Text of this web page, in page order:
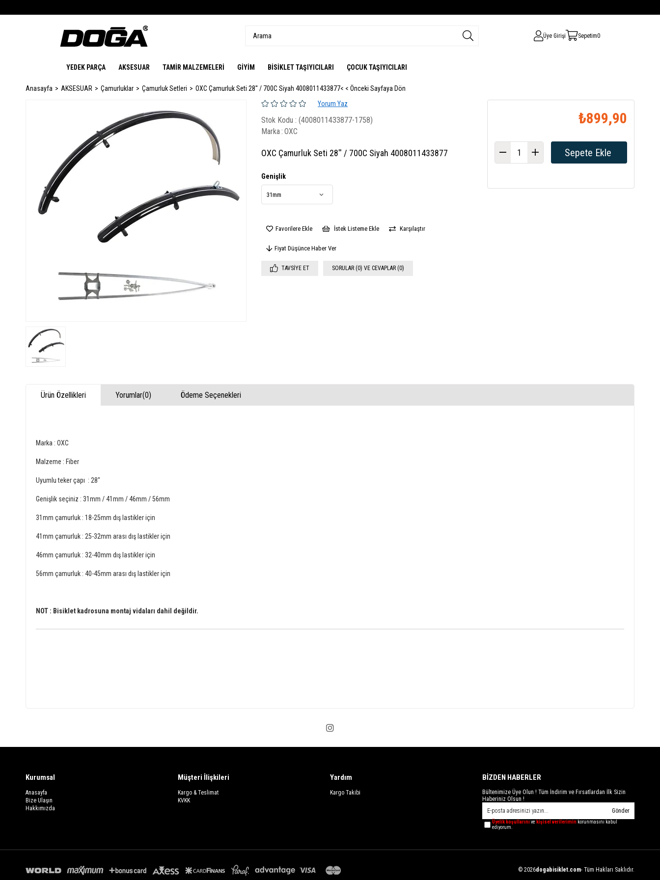
Üye Girişi Sepetim0
YEDEK PARÇA AKSESUAR TAMİR MALZEMELERİ GİYİM BİSİKLET TAŞIYICILARI ÇOCUK TAŞIYICILARI
Anasayfa AKSESUAR Çamurluklar Çamurluk Setleri OXC Çamurluk Seti 28'' / 700C Siyah 4008011433877< < Önceki Sayfaya Dön
Yorum Yaz
Stok Kodu
(4008011433877-1758)
Marka: OXC
OXC Çamurluk Seti 28'' / 700C Siyah 4008011433877
Genişlik
Favorilere Ekle İstek Listeme Ekle Karşılaştır
Fiyat Düşünce Haber Ver
TAVSIYE ET SORULAR (0) VE CEVAPLAR (0)
₺899,90
Ürün Özellikleri Yorumlar(0) Ödeme Seçenekleri
Marka : OXC
Malzeme : Fiber
Uyumlu teker çapı : 28"
Genişlik seçiniz : 31mm / 41mm / 46mm / 56mm
31mm çamurluk : 18-25mm dış lastikler için
41mm çamurluk : 25-32mm arası dış lastikler için
46mm çamurluk : 32-40mm dış lastikler için
56mm çamurluk : 40-45mm arası dış lastikler için
NOT : Bisiklet kadrosuna montaj vidaları dahil değildir.
Kurumsal
Anasayfa
Bize Ulaşın
Hakkımızda
Müşteri İlişkileri
Kargo & Teslimat
KVKK
Yardım
Kargo Takibi
BİZDEN HABERLER
Bültenimize Üye Olun ! Tüm İndirim ve Fırsatlardan İlk Sizin
Haberiniz Olsun !
Gönder
Üyelik koşullarınıve kişisel verileriminkorunmasını kabul
ediyorum.
© 2026dogabisiklet.com- Tüm Hakları Saklıdır.